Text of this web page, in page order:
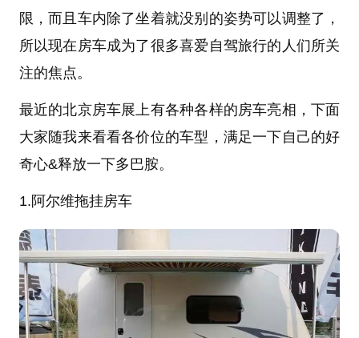
限，而且车内除了坐着就没别的姿势可以调整了，
所以现在房车成为了很多喜爱自驾旅行的人们所关
注的焦点。
最近的北京房车展上有各种各样的房车亮相，下面
大家随我来看看各价位的车型，满足一下自己的好
奇心&释放一下多巴胺。
1.阿尔维拖挂房车